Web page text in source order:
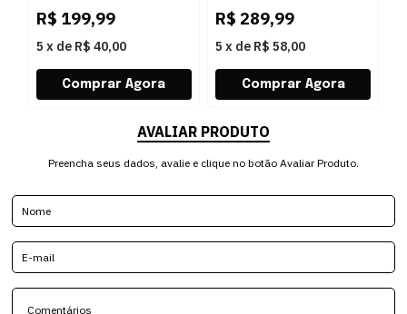
R$ 199,99
5 x de R$ 40,00
R$ 289,99
5 x de R$ 58,00
AVALIAR PRODUTO
Preencha seus dados, avalie e clique no botão Avaliar Produto.